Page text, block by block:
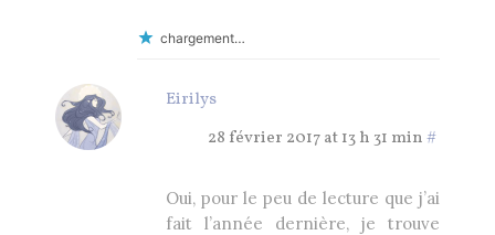
chargement…
Eirilys
28 février 2017 at 13 h 31 min#
Oui, pour le peu de lecture que j’ai
fait l’année dernière, je trouve